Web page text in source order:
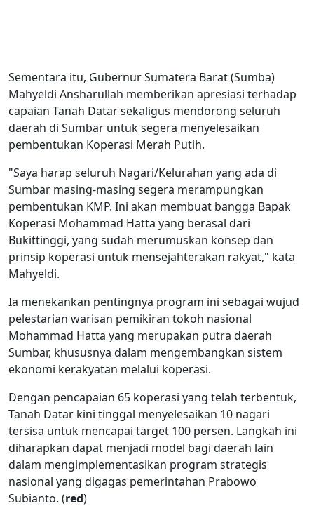
Sementara itu, Gubernur Sumatera Barat (Sumba)
Mahyeldi Ansharullah memberikan apresiasi terhadap
capaian Tanah Datar sekaligus mendorong seluruh
daerah di Sumbar untuk segera menyelesaikan
pembentukan Koperasi Merah Putih.
"Saya harap seluruh Nagari/Kelurahan yang ada di
Sumbar masing-masing segera merampungkan
pembentukan KMP. Ini akan membuat bangga Bapak
Koperasi Mohammad Hatta yang berasal dari
Bukittinggi, yang sudah merumuskan konsep dan
prinsip koperasi untuk mensejahterakan rakyat," kata
Mahyeldi.
Ia menekankan pentingnya program ini sebagai wujud
pelestarian warisan pemikiran tokoh nasional
Mohammad Hatta yang merupakan putra daerah
Sumbar, khususnya dalam mengembangkan sistem
ekonomi kerakyatan melalui koperasi.
Dengan pencapaian 65 koperasi yang telah terbentuk,
Tanah Datar kini tinggal menyelesaikan 10 nagari
tersisa untuk mencapai target 100 persen. Langkah ini
diharapkan dapat menjadi model bagi daerah lain
dalam mengimplementasikan program strategis
nasional yang digagas pemerintahan Prabowo
Subianto. (red)